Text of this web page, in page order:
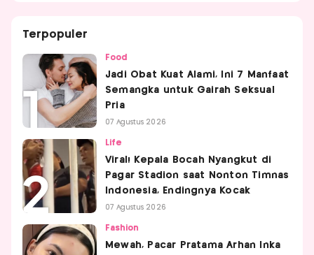
Terpopuler
Food
Jadi Obat Kuat Alami, Ini 7 Manfaat
Semangka untuk Gairah Seksual
Pria
07 Agustus 2026
Life
Viral! Kepala Bocah Nyangkut di
Pagar Stadion saat Nonton Timnas
Indonesia, Endingnya Kocak
07 Agustus 2026
Fashion
Mewah, Pacar Pratama Arhan Inka